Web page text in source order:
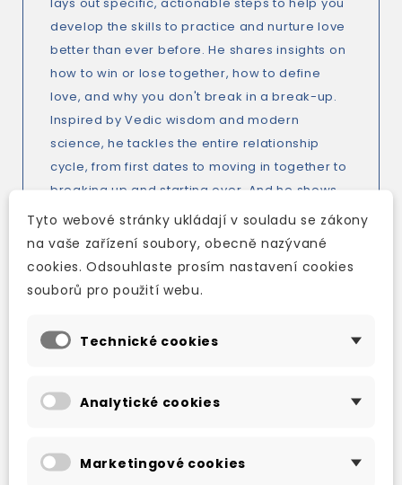
develop the skills to practice and nurture love
better than ever before. He shares insights on
how to win or lose together, how to define
love, and why you don't break in a break-up.
Inspired by Vedic wisdom and modern
science, he tackles the entire relationship
cycle, from first dates to moving in together to
breaking up and starting over. And he shows
us how to avoid falling for false promises and
unfulfilling partners.
love ourselves, our partner, and the world
better than we ever thought possible.
TAKÉ DOPORUČUJEME
Tyto webové stránky ukládají v souladu se zákony
na vaše zařízení soubory, obecně nazývané
cookies. Odsouhlaste prosím nastavení cookies
souborů pro použití webu.
Technické cookies
Analytické cookies
Marketingové cookies